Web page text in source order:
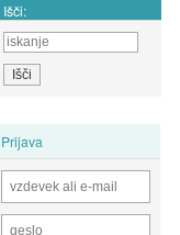
Išči:
Prijava